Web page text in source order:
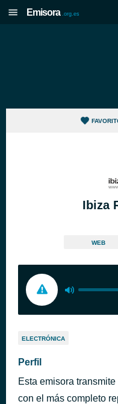
Emisora .org.es
Ibiza
WEB
ELECTRÓNICA
Perfil
Esta emisora
con el más completo